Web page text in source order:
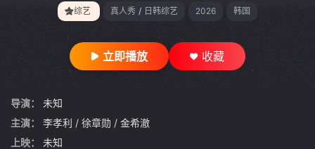
综艺 真人秀 / 日韩综艺 2026 韩国
立即播放 收藏
导演：
未知
主演：
李孝利 / 徐章勋 / 金希澈
上映：
未知